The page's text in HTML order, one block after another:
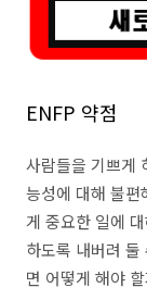
ENFP 약점
사람들을 기쁘게
능성에 대해 불편
게 중요한 일에
하도록 내버려
면 어떻게 해야